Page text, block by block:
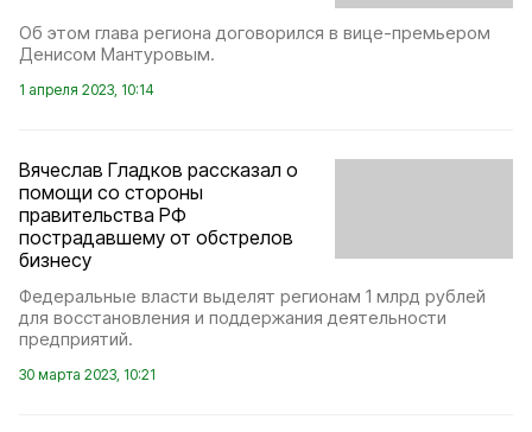
Об этом глава региона договорился в вице-премьером
Денисом Мантуровым.
1 апреля 2023, 10:14
Вячеслав Гладков рассказал о
помощи со стороны
правительства РФ
пострадавшему от обстрелов
бизнесу
Федеральные власти выделят регионам 1 млрд рублей
для восстановления и поддержания деятельности
предприятий.
30 марта 2023, 10:21